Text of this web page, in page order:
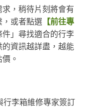
求，稍待片刻將會有
，或者點選 【前往專
件」尋找適合的行李
資訊越詳盡，越能
。
行李箱維修專家簽訂